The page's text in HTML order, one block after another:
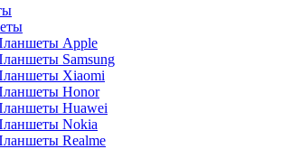
Apple
Samsung
Xiaomi
Honor
Huawei
Nokia
Realme